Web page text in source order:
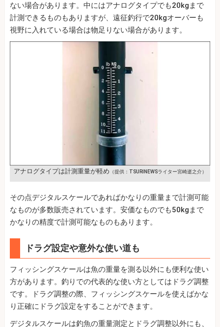
ない場合があります。中にはアナログタイプでも20kgまで
計測できるものもありますが、遠征釣行で20kgオーバーも
視野に入れている場合は物足りない場合があります。
アナログタイプは計測重量が軽め （提供：TSURINEWSライター宮崎逝之介）
その点デジタルスケールであればかなりの重量まで計測可能
なものが多数販売されています。安価なものでも50kgまで
かなりの精度で計測可能なものもあります。
ドラグ設定や意外な使い道も
フィッシングスケールは魚の重量を測る以外にも便利な使い
方があります。釣りでの代表的な使い方としてはドラグ調整
です。ドラグ調整の際、フィッシングスケールを使えばかな
り正確にドラグ設定をすることができます。
デジタルスケールは釣魚の重量測定とドラグ調整以外にも、